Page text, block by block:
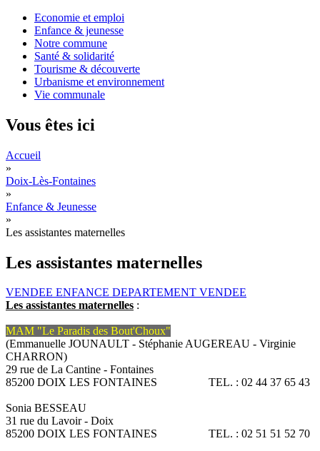
Economie et emploi
Enfance & jeunesse
Notre commune
Santé & solidarité
Tourisme & découverte
Urbanisme et environnement
Vie communale
Vous êtes ici
Accueil
»
Doix-Lès-Fontaines
»
Enfance & Jeunesse
»
Les assistantes maternelles
Les assistantes maternelles
VENDEE ENFANCE DEPARTEMENT VENDEE
Les assistantes maternelles :
MAM "Le Paradis des Bout'Choux"
(Emmanuelle JOUNAULT - Stéphanie AUGEREAU - Virginie
CHARRON)
29 rue de La Cantine - Fontaines
85200 DOIX LES FONTAINES TEL. : 02 44 37 65 43
Sonia BESSEAU
31 rue du Lavoir - Doix
85200 DOIX LES FONTAINES TEL. : 02 51 51 52 70